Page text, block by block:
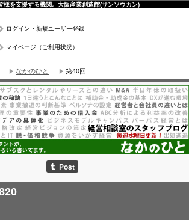
様を支援する機関。大阪産業創造館(サンソウカン)
ログイン・新規ユーザー登録
マイページ（ご利用状況）
なかのひと 第40回